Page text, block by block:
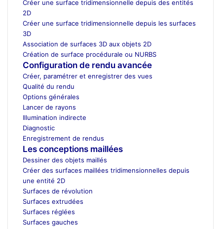
Créer une surface tridimensionnelle depuis des entités
2D
Créer une surface tridimensionnelle depuis les surfaces
3D
Association de surfaces 3D aux objets 2D
Création de surface procédurale ou NURBS
Configuration de rendu avancée
Créer, paramétrer et enregistrer des vues
Qualité du rendu
Options générales
Lancer de rayons
Illumination indirecte
Diagnostic
Enregistrement de rendus
Les conceptions maillées
Dessiner des objets maillés
Créer des surfaces maillées tridimensionnelles depuis
une entité 2D
Surfaces de révolution
Surfaces extrudées
Surfaces réglées
Surfaces gauches